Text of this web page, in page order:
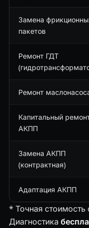
Замена
пакетов
Ремонт ГДТ
Ремонт
Капитальный
АКПП
Замена АКПП
(контрактная)
Адаптация АКПП
* Точная стоимость
Диагностика